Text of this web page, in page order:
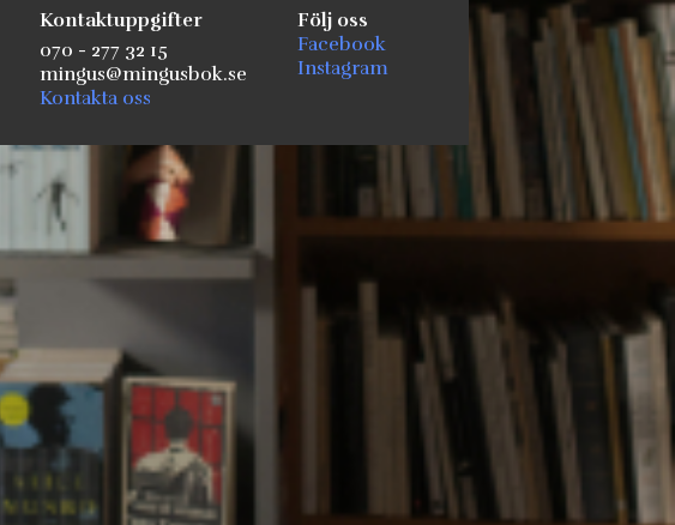
Kontaktuppgifter
070 - 277 32 15
mingus@mingusbok.se
Kontakta oss
Följ oss
Facebook
Instagram